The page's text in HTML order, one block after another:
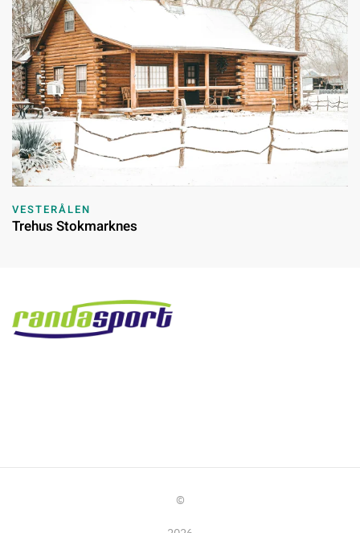
VESTERÅLEN
Trehus Stokmarknes
©